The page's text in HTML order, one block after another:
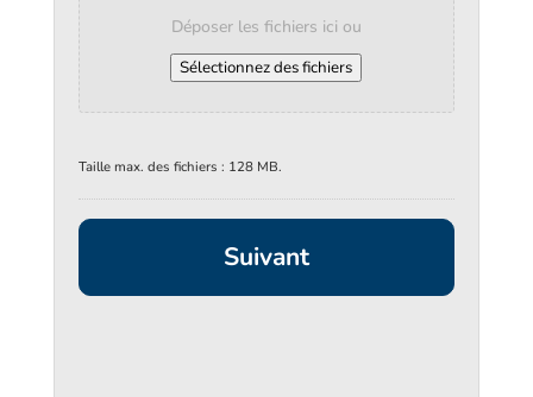
Déposer les fichiers ici ou
Sélectionnez des fichiers
Taille max. des fichiers : 128 MB.